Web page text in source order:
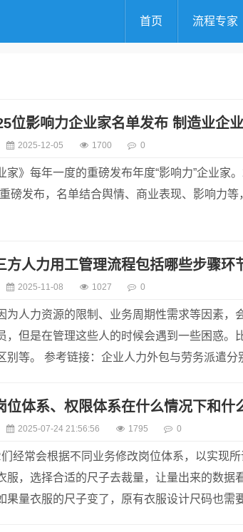
首页 流程专家
位影响力企业家名单发布 制造业企
2025-12-05 1700 0
家》每年一度的重磅发布年度“影响力”企业家
磅发布，名单结合舆情、商业表现、影响力
2025-11-08 1027 0
为人力资源的限制、业务周期性需求等因素，
，但是在管理这些人的时候会遇到一些困惑。
别等。 参考链接：企业人力外包与劳务派遣分
2025-07-24 21:56:56 1795 0
经常会根据不同业务修改岗位体系，以实现
服，选择合适的尺子去裁量，让量出来的数据
果量衣服的尺子变了，原有衣服设计尺码也需